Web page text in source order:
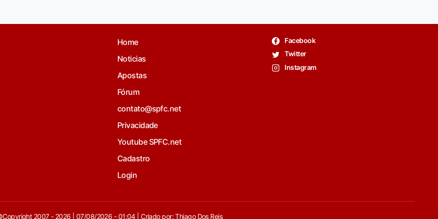
Home
Noticias
Apostas
Fórum
contato@spfc.net
Privacidade
Youtube SPFC.net
Cadastro
Login
Facebook
Twitter
Instagram
2007 - 2026 | 07/08/2026 - 01:04 | Criado por: Thiago Dos Reis